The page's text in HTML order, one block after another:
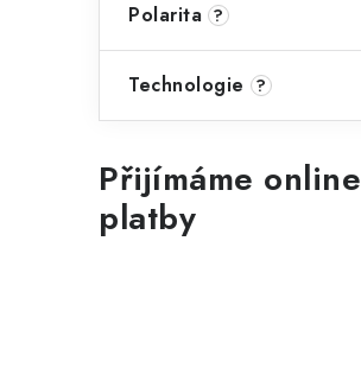
Polarita ?
Technologie ?
Přijímáme online
platby